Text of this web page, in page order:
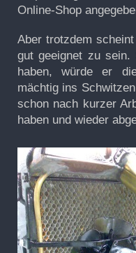
Online-Shop
Aber trotzdem
gut geeignet zu
haben, würde er
mächtig ins
schon nach kurzer
haben und wieder